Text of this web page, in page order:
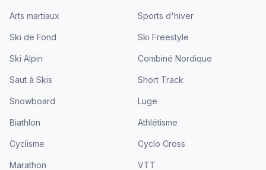
Arts martiaux Sports d'hiver
Ski de Fond Ski Freestyle
Ski Alpin Combiné Nordique
Saut à Skis Short Track
Snowboard Luge
Biathlon Athlétisme
Cyclisme Cyclo Cross
Marathon VTT